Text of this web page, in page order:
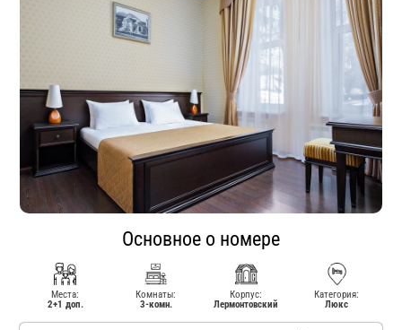
Основное о номере
Места:
2+1 доп.
Комнаты:
3-комн.
Корпус:
Лермонтовский
Категория:
Люкс